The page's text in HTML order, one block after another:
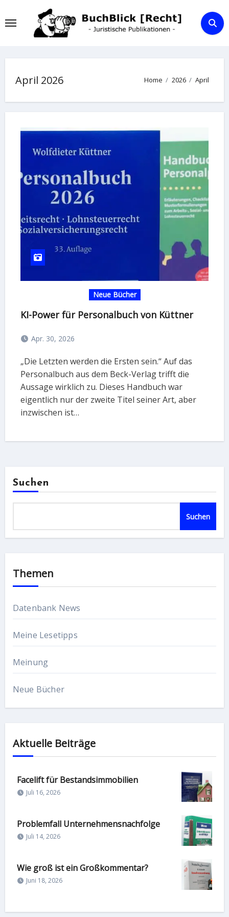
to
April 2026 Home 2026 April
Neue Bücher
KI-Power für Personalbuch von Küttner
Apr. 30, 2026
„Die Letzten werden die Ersten sein.“ Auf das
Personalbuch aus dem Beck-Verlag trifft die
Aussage wirklich zu. Dieses Handbuch war
eigentlich nur der zweite Titel seiner Art, aber
inzwischen ist…
Suchen
Suchen
Themen
Datenbank News
Meine Lesetipps
Meinung
Neue Bücher
Aktuelle Beiträge
Facelift für Bestandsimmobilien
Juli 16, 2026
Problemfall Unternehmensnachfolge
Juli 14, 2026
Wie groß ist ein Großkommentar?
Juni 18, 2026